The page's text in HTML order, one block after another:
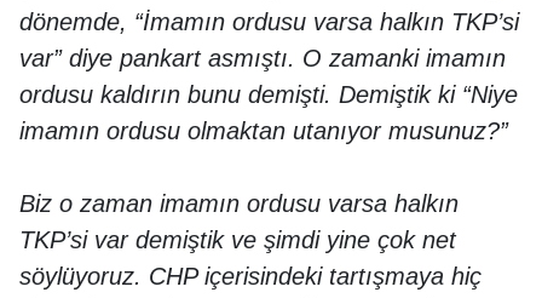
dönemde, “İmamın ordusu varsa halkın TKP’si
var” diye pankart asmıştı. O zamanki imamın
ordusu kaldırın bunu demişti. Demiştik ki “Niye
imamın ordusu olmaktan utanıyor musunuz?”
Biz o zaman imamın ordusu varsa halkın
TKP’si var demiştik ve şimdi yine çok net
söylüyoruz. CHP içerisindeki tartışmaya hiç